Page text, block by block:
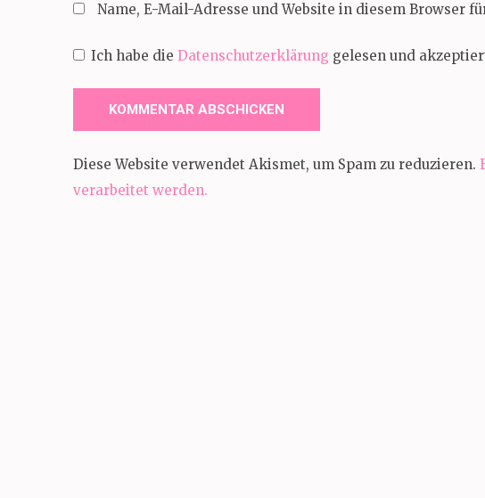
Name, E-Mail-Adresse und Website in diesem Browser
Ich habe die Datenschutzerklärung gelesen und
Diese Website verwendet Akismet, um Spam zu reduzieren.
verarbeitet werden.